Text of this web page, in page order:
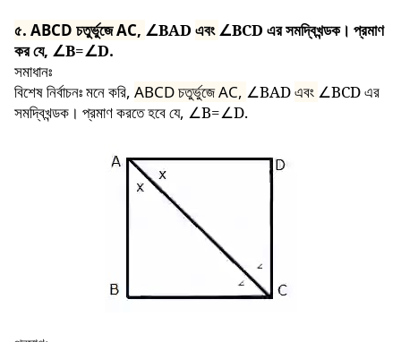
৫. ABCD চতুর্ভুজে AC, ∠BAD এবং∠BCD এর সমদ্বিখন্ডক। প্রমাণ
কর যে, ∠B=∠D.
সমাধানঃ
বিশেষ নির্বাচনঃ মনে করি, ABCD চতুর্ভুজে AC, ∠BADএবং ∠BCDএর
সমদ্বিখন্ডক। প্রমাণ করতে হবে যে, ∠B=∠D.